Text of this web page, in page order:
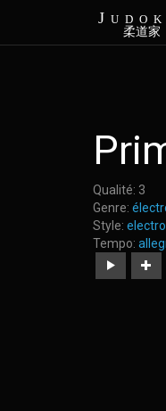
柔道家
Qualité: 3
Genre:
Style:
Tempo:
https://